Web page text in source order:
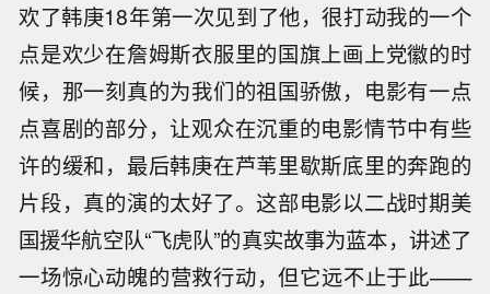
欢了韩庚18年第一次见到了他，很打动我的一个
点是欢少在詹姆斯衣服里的国旗上画上党徽的时
候，那一刻真的为我们的祖国骄傲，电影有一点
点喜剧的部分，让观众在沉重的电影情节中有些
许的缓和，最后韩庚在芦苇里歇斯底里的奔跑的
片段，真的演的太好了。这部电影以二战时期美
国援华航空队“飞虎队”的真实故事为蓝本，讲述了
一场惊心动魄的营救行动，但它远不止于此——